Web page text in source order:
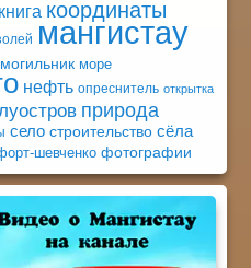
книга координаты
мангистау
могильник море
нефть опреснитель открытка
природа
село строительство сёла
шевченко фотографии